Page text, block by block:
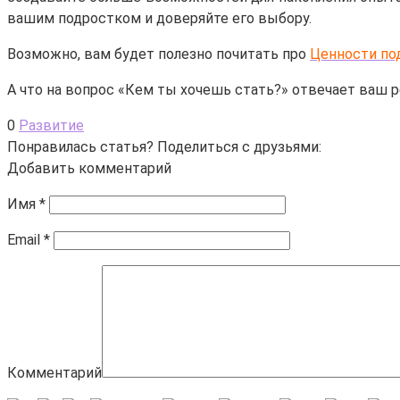
вашим подростком и доверяйте его выбору.
Возможно, вам будет полезно почитать про Ценности
А что на вопрос «Кем ты хочешь стать?» отвечает ваш
0 Развитие
Понравилась статья? Поделиться с друзьями:
Добавить комментарий
Имя *
Email *
Комментарий